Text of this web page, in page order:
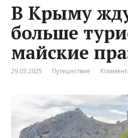
В Крыму
больше
майские
29.03.2025 Путешествие